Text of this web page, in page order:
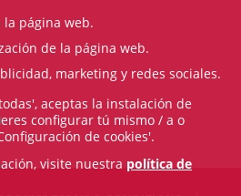
página web.
de la página web.
marketing y redes sociales.
aceptas la instalación de
configurar tú mismo / a o
de cookies'.
visite nuestra política de